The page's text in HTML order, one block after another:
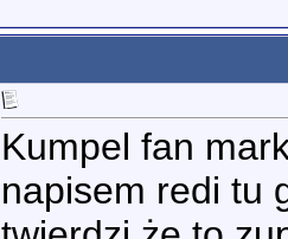
Kumpel fan
napisem redi tu